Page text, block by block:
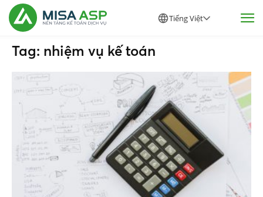
Tiếng Việt
Tag: nhiệm vụ kế toán